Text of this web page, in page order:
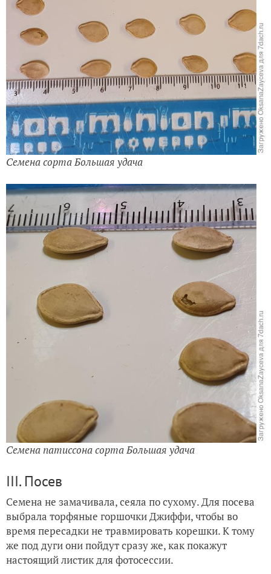
Семена сорта Большая удача
Семена патиссона сорта Большая удача
III. Посев
Семена не замачивала, сеяла по сухому. Для посева
выбрала торфяные горшочки Джиффи, чтобы во
время пересадки не травмировать корешки. К тому
же под дуги они пойдут сразу же, как покажут
настоящий листик для фотосессии.